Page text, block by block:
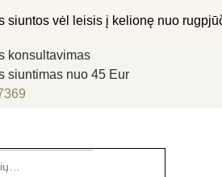
siuntos vėl leisis į kelionę nuo
konsultavimas
siuntimas nuo 45 Eur